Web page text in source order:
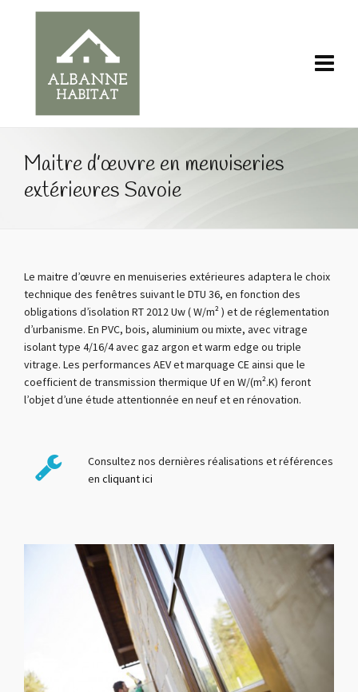
Maitre d’œuvre en menuiseries
extérieures Savoie
Le maitre d’œuvre en menuiseries extérieures adaptera le choix
technique des fenêtres suivant le DTU 36, en fonction des
obligations d’isolation RT 2012 Uw ( W/m² ) et de réglementation
d’urbanisme. En PVC, bois, aluminium ou mixte, avec vitrage
isolant type 4/16/4 avec gaz argon et warm edge ou triple
vitrage. Les performances AEV et marquage CE ainsi que le
coefficient de transmission thermique Uf en W/(m².K) feront
l’objet d’une étude attentionnée en neuf et en rénovation.
Consultez nos dernières réalisations et références
en cliquant ici